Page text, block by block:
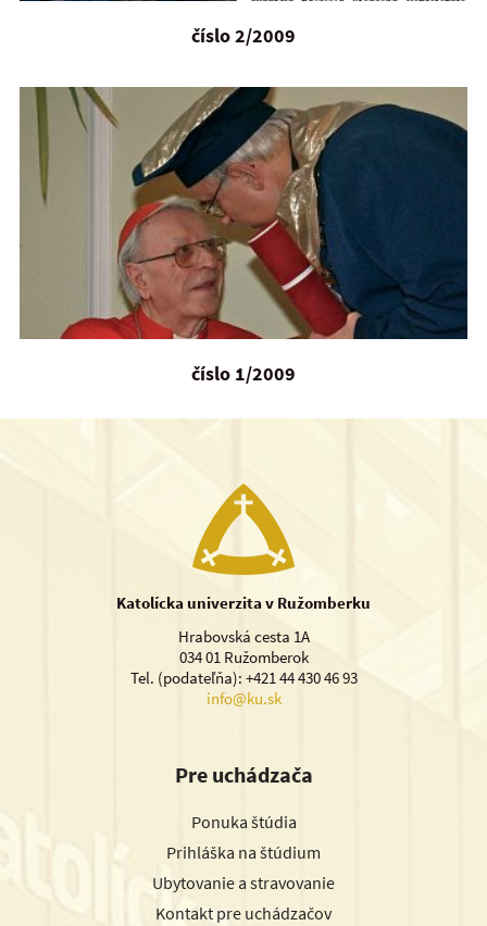
číslo 2/2009
číslo 1/2009
Katolícka univerzita v Ružomberku
Hrabovská cesta 1A
034 01 Ružomberok
Tel. (podateľňa): +421 44 430 46 93
info@ku.sk
Pre uchádzača
Ponuka štúdia
Prihláška na štúdium
Ubytovanie a stravovanie
Kontakt pre uchádzačov